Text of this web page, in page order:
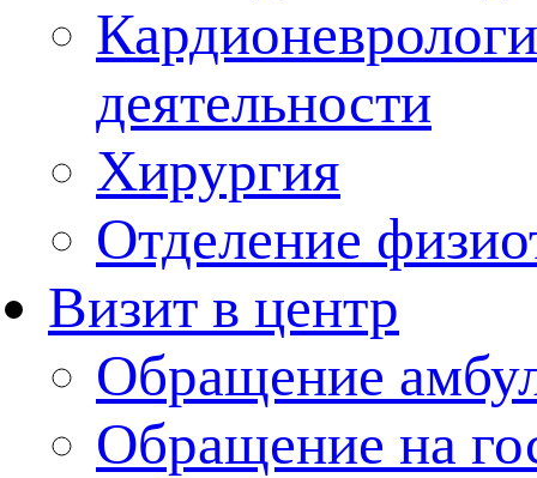
деятельности
Хирургия
Отделение
Визит в центр
Обращение
Обращение на